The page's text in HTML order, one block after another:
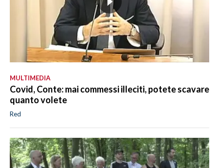
MULTIMEDIA
Covid, Conte: mai commessi illeciti, potete scavare
quanto volete
Red